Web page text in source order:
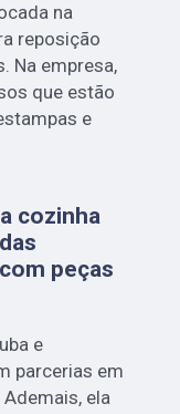
na
reposição
Na empresa,
que estão
e
cozinha
peças
e
parcerias em
ela